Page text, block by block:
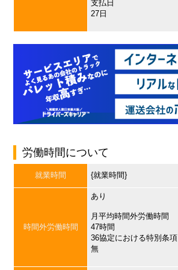
支払日
27日
労働時間について
就業時間 {就業時間}
時間外労働時間
あり
月平均時間外労働時間
47時間
36協定における特別条項
無